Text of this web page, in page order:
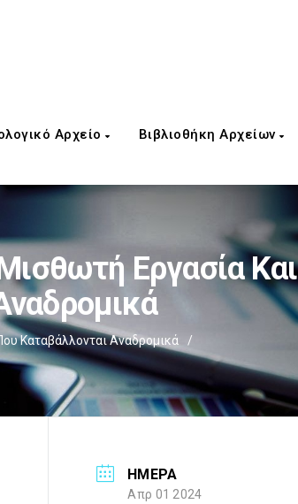
Αρχείο Βιβλιοθήκη Αρχείων
Εργασία Και
Καταβάλλονται Αναδρομικά /
ΗΜΕΡΑ
Απρ 01 2024